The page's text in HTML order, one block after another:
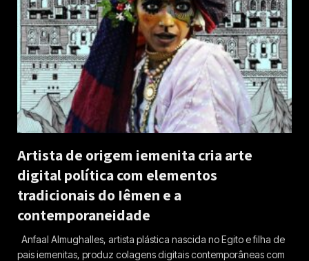
Artista de origem iemenita cria arte
digital política com elementos
tradicionais do Iêmen e a
contemporaneidade
Anfaal Almughalles, artista plástica nascida no Egito e filha de
pais iemenitas, produz colagens digitais contemporâneas com